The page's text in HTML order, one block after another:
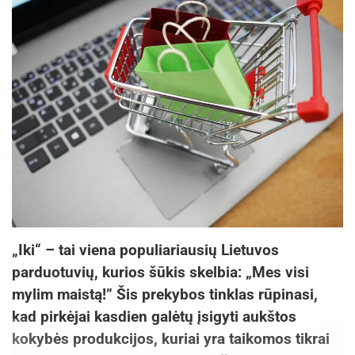
„Iki“ – tai viena populiariausių Lietuvos
parduotuvių, kurios šūkis skelbia: „Mes visi
mylim maistą!” Šis prekybos tinklas rūpinasi,
kad pirkėjai kasdien galėtų įsigyti aukštos
kokybės produkcijos, kuriai yra taikomos tikrai